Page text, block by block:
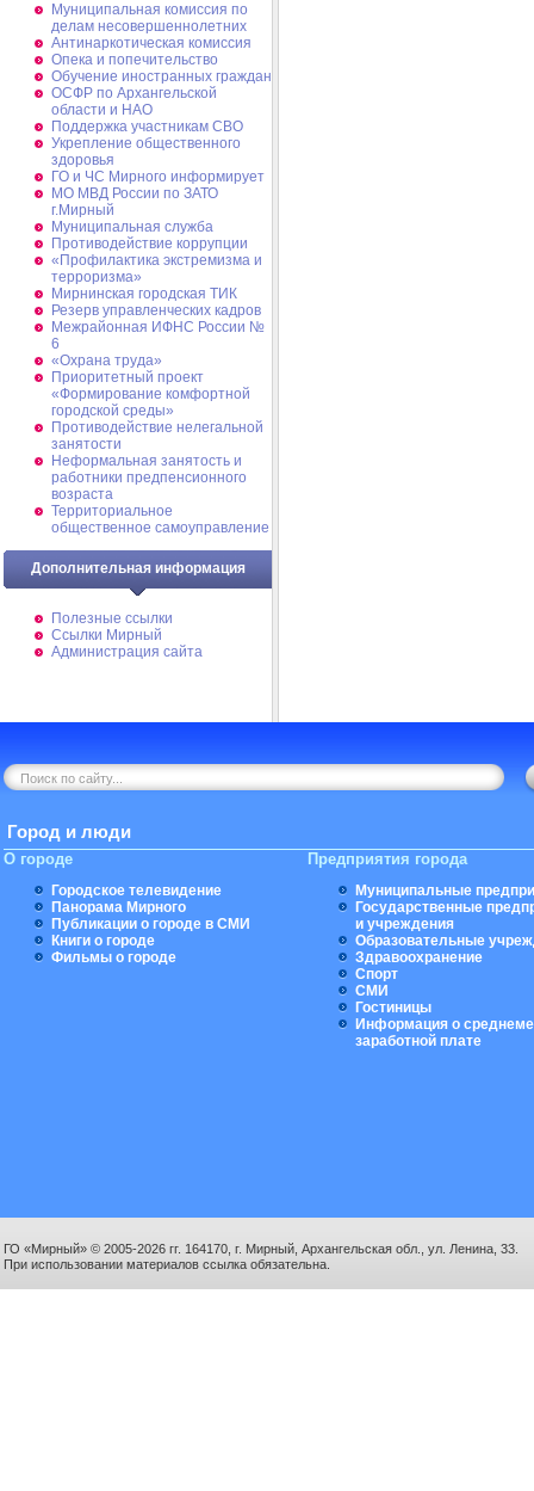
Муниципальная комиссия по
делам несовершеннолетних
Антинаркотическая комиссия
Опека и попечительство
Обучение иностранных граждан
ОСФР по Архангельской
области и НАО
Поддержка участникам СВО
Укрепление общественного
здоровья
ГО и ЧС Мирного информирует
МО МВД России по ЗАТО
г.Мирный
Муниципальная cлужба
Противодействие коррупции
«Профилактика экстремизма и
терроризма»
Мирнинская городская ТИК
Резерв управленческих кадров
Межрайонная ИФНС России №
6
«Охрана труда»
Приоритетный проект
«Формирование комфортной
городской среды»
Противодействие нелегальной
занятости
Неформальная занятость и
работники предпенсионного
возраста
Территориальное
общественное самоуправление
Дополнительная информация
Полезные ссылки
Ссылки Мирный
Администрация сайта
Город и люди
О городе
Городское телевидение
Панорама Мирного
Публикации о городе в СМИ
Книги о городе
Фильмы о городе
Предприятия города
Муниципальные
Государственные
и учреждения
Образовательные
Здравоохранение
Спорт
СМИ
Гостиницы
Информация о
заработной плате
ГО «Мирный» © 2005-2026 гг. 164170, г. Мирный, Архангельская обл., ул. Ленина, 33.
При использовании материалов ссылка обязательна.